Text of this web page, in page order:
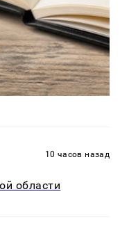
10 часов назад
области